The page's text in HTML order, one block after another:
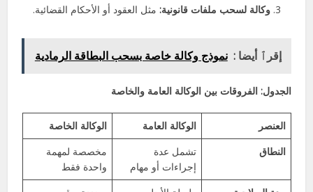
وكالة لسحب ملفات قانونية: مثل العقود أو الأحكام القضائية.
إقرٱ أيضا : نموذج وكالة خاصة بسحب البطاقة الرمادية
الجدول: الفروقات بين الوكالة العامة والخاصة
العنصر الوكالة العامة
الوكالة الخاصة
النطاق
تشمل عدة
إجراءات أو مهام
مخصصة لمهمة
واحدة فقط